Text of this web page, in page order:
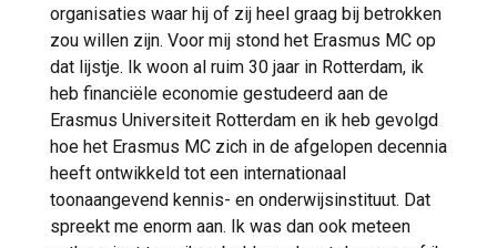
organisaties waar hij of zij heel graag bij betrokken
zou willen zijn. Voor mij stond het Erasmus MC op
dat lijstje. Ik woon al ruim 30 jaar in Rotterdam, ik
heb financiële economie gestudeerd aan de
Erasmus Universiteit Rotterdam en ik heb gevolgd
hoe het Erasmus MC zich in de afgelopen decennia
heeft ontwikkeld tot een internationaal
toonaangevend kennis- en onderwijsinstituut. Dat
spreekt me enorm aan. Ik was dan ook meteen